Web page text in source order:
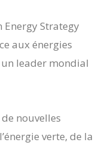
Energy Strategy
aux énergies
leader mondial
nouvelles
verte, de la